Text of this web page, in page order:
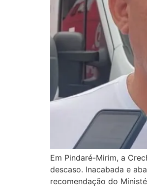
Em Pindaré-Mirim, a
descaso. Inacabada e
recomendação do